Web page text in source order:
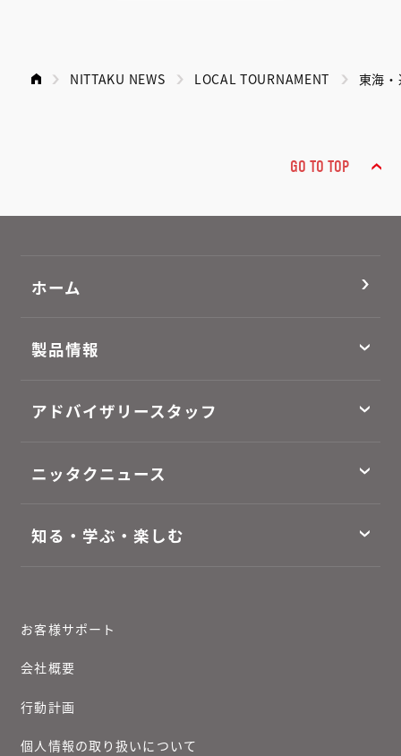
NITTAKU NEWS LOCAL TOURNAMENT 東海
GO TO TOP
ホーム
製品情報
アドバイザリースタッフ
ニッタクニュース
知る・学ぶ・楽しむ
お客様サポート
会社概要
行動計画
個人情報の取り扱いについて